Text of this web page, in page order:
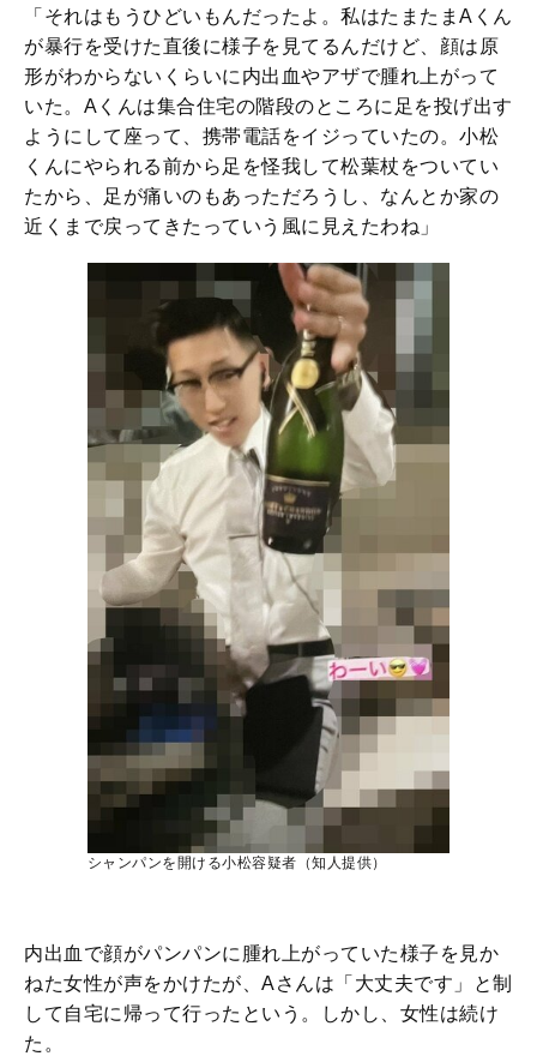
「それはもうひどいもんだったよ。私はたまたまAくん
が暴行を受けた直後に様子を見てるんだけど、顔は原
形がわからないくらいに内出血やアザで腫れ上がって
いた。Aくんは集合住宅の階段のところに足を投げ出す
ようにして座って、携帯電話をイジっていたの。小松
くんにやられる前から足を怪我して松葉杖をついてい
たから、足が痛いのもあっただろうし、なんとか家の
近くまで戻ってきたっていう風に見えたわね」
シャンパンを開ける小松容疑者（知人提供）
内出血で顔がパンパンに腫れ上がっていた様子を見か
ねた女性が声をかけたが、Aさんは「大丈夫です」と制
して自宅に帰って行ったという。しかし、女性は続け
た。